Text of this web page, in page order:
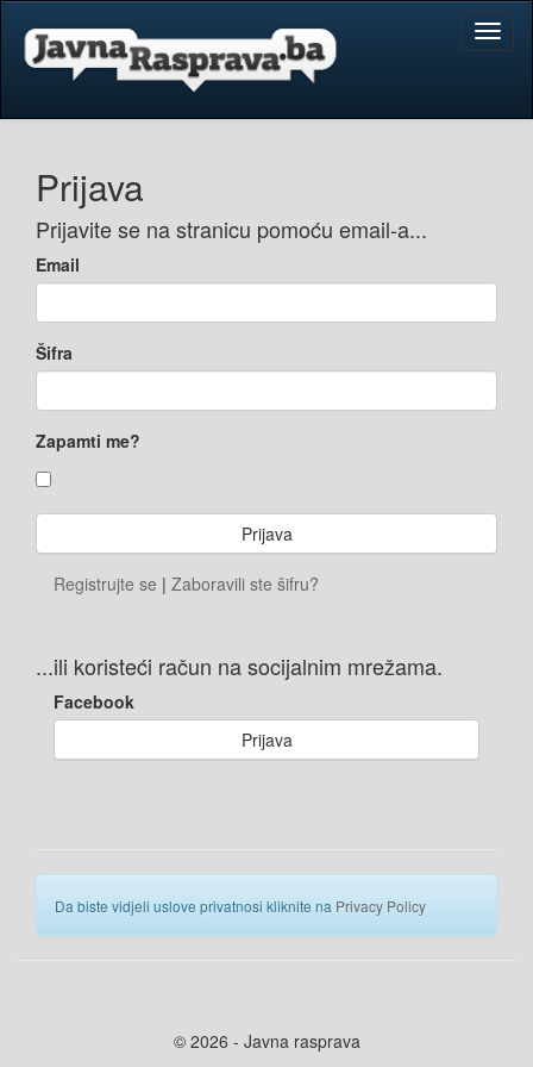
Prijava
Prijavite se na stranicu pomoću email-a...
Email
Šifra
Zapamti me?
Registrujte se | Zaboravili ste šifru?
...ili koristeći račun na socijalnim mrežama.
Facebook
Prijava
Da biste vidjeli uslove privatnosi kliknite na Privacy Policy
© 2026 - Javna rasprava